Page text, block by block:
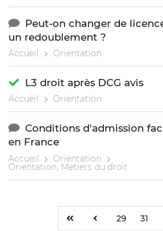
Peut-on changer de
un redoublement ?
Accueil Orientation
L3 droit après DCG avis
Accueil Orientation
Conditions d'admission
en France
Accueil Orientation
Orientation, Métiers du droit
29 31